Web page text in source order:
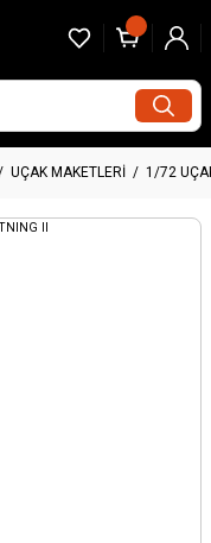
UÇAK MAKETLERİ 1/72